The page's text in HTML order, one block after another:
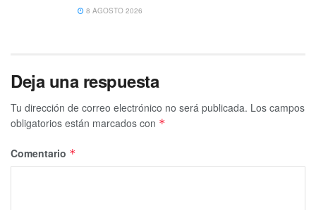
8 AGOSTO 2026
Deja una respuesta
Tu dirección de correo electrónico no será publicada. Los campos
obligatorios están marcados con *
Comentario *